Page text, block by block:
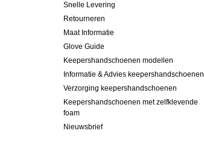
Snelle Levering
Retourneren
Maat Informatie
Glove Guide
Keepershandschoenen modellen
Informatie & Advies keepershandschoenen
Verzorging keepershandschoenen
Keepershandschoenen met zelfklevende
foam
Nieuwsbrief